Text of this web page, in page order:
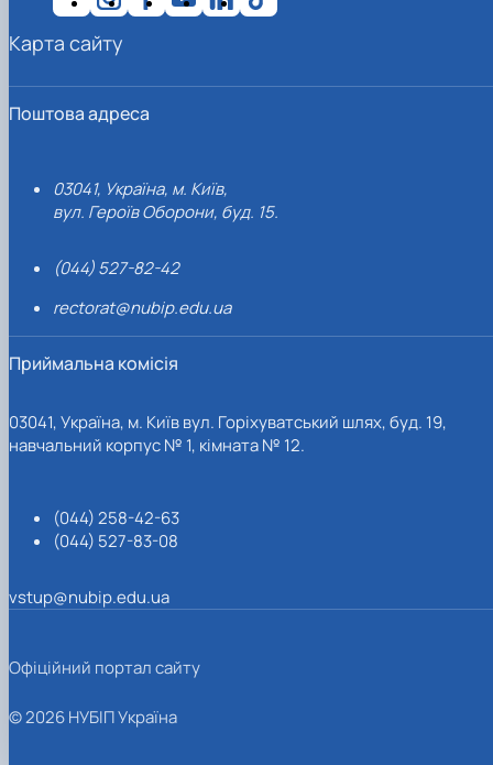
Поштова адреса
03041, Україна, м. Київ,
вул. Героїв Оборони, буд. 15.
(044) 527-82-42
rectorat@nubip.edu.ua
Приймальна комісія
03041, Україна, м. Київ вул. Горіхуватський шлях, буд. 19,
навчальний корпус № 1, кімната № 12.
(044) 258-42-63
(044) 527-83-08
vstup@nubip.edu.ua
Карта сайту
Офіційний портал сайту
© 2026 НУБІП Україна